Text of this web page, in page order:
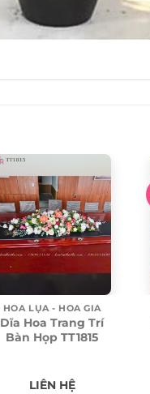
HOA LỤA - HOA GIẢ
Dĩa Hoa Trang Trí
Bàn Họp TT1815
LIÊN HỆ